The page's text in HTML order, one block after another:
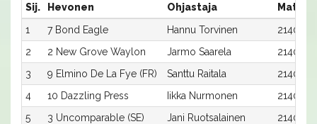
Sij. Hevonen Ohjastaja
1
7 Bond Eagle Hannu Torvinen
2140:7
2
2 New Grove Waylon Jarmo Saarela
2140:2
3
9 Elmino De La Fye (FR) Santtu Raitala
2140:9
4
10 Dazzling Press Iikka Nurmonen
2140:10
5
3 Uncomparable (SE) Jani Ruotsalainen
2140:3